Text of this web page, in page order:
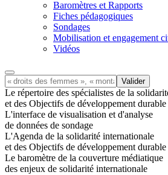
Baromètres et Rapports
Fiches pédagogiques
Sondages
Mobilisation et engagement
Vidéos
Le répertoire des spécialistes de la
et des Objectifs de développement durable
L'interface de visualisation et d'analyse
de données de sondage
L'Agenda de la solidarité internationale
et des Objectifs de développement durable
Le baromètre de la couverture médiatique
des enjeux de solidarité internationale